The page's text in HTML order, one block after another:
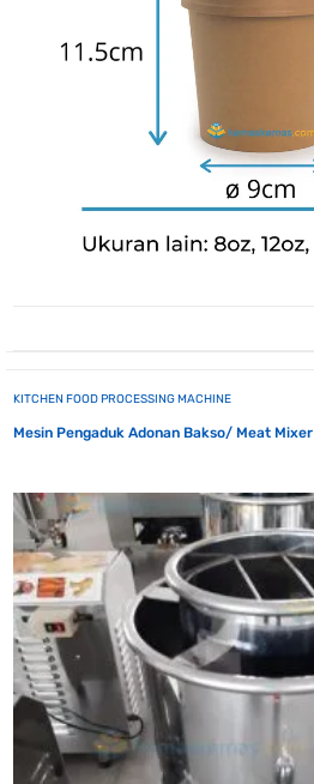
KITCHEN FOOD PROCESSING MACHINE
Mesin Pengaduk Adonan Bakso/ Meat Mixer